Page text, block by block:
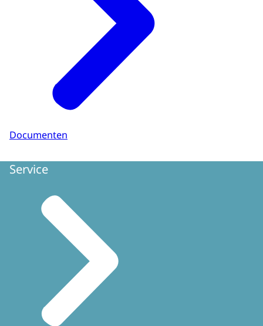
Documenten
Service